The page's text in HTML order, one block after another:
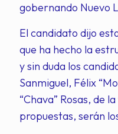
gobernando Nuevo
El candidato dijo
que ha hecho la
y sin duda los
Sanmiguel, Félix
“Chava” Rosas, de
propuestas, serán